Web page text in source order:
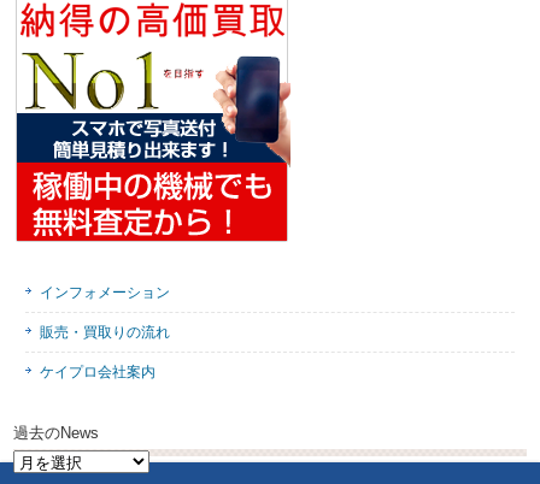
インフォメーション
販売・買取りの流れ
ケイプロ会社案内
過去のNews
過